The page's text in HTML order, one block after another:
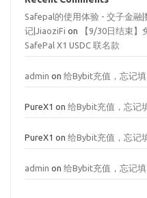
Safepal的使用体验 - 交子金融|
记|JiaoziFi on
【9/30日结束
SafePal X1 USDC 联名款
admin on给Bybit充值，忘记填
PureX1 on给Bybit充值，忘记
PureX1 on给Bybit充值，忘记
admin on给Bybit充值，忘记填